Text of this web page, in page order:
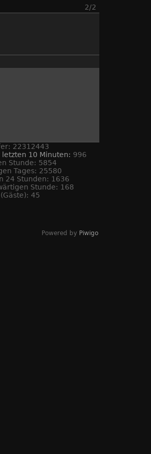
2/2
22312443
10 Minuten: 996
Stunde: 5854
Tages: 25580
24 Stunden: 1636
Stunde: 168
45
Powered by Piwigo